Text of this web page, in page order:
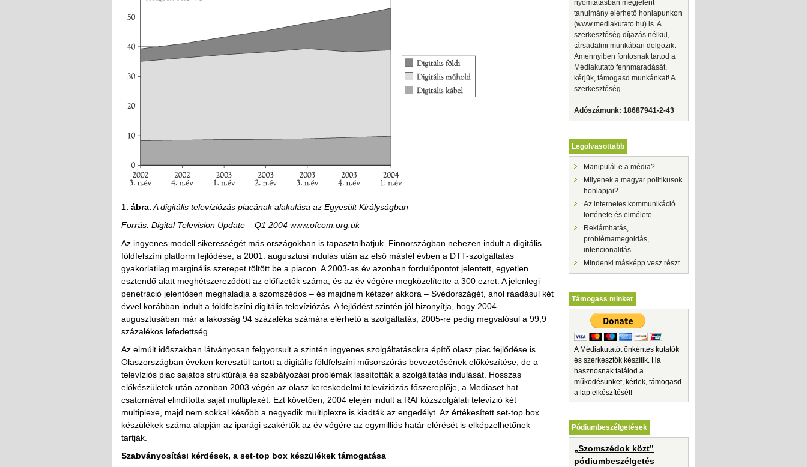
1. ábra. A digitális televíziózás piacának alakulása az Egyesült Királyságban
Forrás: Digital Television Update – Q1 2004 www.ofcom.org.uk
Az ingyenes modell sikerességét más országokban is tapasztalhatjuk. Finnországban nehezen indult a digitális
földfelszíni platform fejlődése, a 2001. augusztusi indulás után az első másfél évben a DTT-szolgáltatás
gyakorlatilag marginális szerepet töltött be a piacon. A 2003-as év azonban fordulópontot jelentett, egyetlen
esztendő alatt meghétszereződött az előfizetők száma, és az év végére megközelítette a 300 ezret. A jelenlegi
penetráció jelentősen meghaladja a szomszédos – és majdnem kétszer akkora – Svédországét, ahol ráadásul két
évvel korábban indult a földfelszíni digitális televíziózás. A fejlődést szintén jól bizonyítja, hogy 2004
augusztusában már a lakosság 94 százaléka számára elérhető a szolgáltatás, 2005-re pedig megvalósul a 99,9
százalékos lefedettség.
Az elmúlt időszakban látványosan felgyorsult a szintén ingyenes szolgáltatásokra építő olasz piac fejlődése is.
Olaszországban éveken keresztül tartott a digitális földfelszíni műsorszórás bevezetésének előkészítése, de a
televíziós piac sajátos struktúrája és szabályozási problémák lassították a szolgáltatás indulását. Hosszas
előkészületek után azonban 2003 végén az olasz kereskedelmi televíziózás főszereplője, a Mediaset hat
csatornával elindította saját multiplexét. Ezt követően, 2004 elején indult a RAI közszolgálati televízió két
multiplexe, majd nem sokkal később a negyedik multiplexre is kiadták az engedélyt. Az értékesített set-top box
készülékek száma alapján az iparági szakértők az év végére az egymilliós határ elérését is elképzelhetőnek
tartják.
Szabványosítási kérdések, a set-top box készülékek támogatása
nyomtatásban megjelent
tanulmány elérhető honlapunkon
(www.mediakutato.hu) is. A
szerkesztőség díjazás nélkül,
társadalmi munkában dolgozik.
Amennyiben fontosnak tartod a
Médiakutató fennmaradását,
kérjük, támogasd munkánkat! A
szerkesztőség
Adószámunk: 18687941-2-43
Legolvasottabb
Manipulál-e a média?
Milyenek a magyar politikusok
honlapjai?
Az internetes kommunikáció
története és elmélete.
Reklámhatás,
problémamegoldás,
intencionalitás
Mindenki másképp vesz részt
Támogass minket
A Médiakutatót önkéntes kutatók
és szerkesztők készítik. Ha
hasznosnak találod a
működésünket, kérlek, támogasd
a lap elkészítését!
Pódiumbeszélgetések
„Szomszédok közt”
pódiumbeszélgetés